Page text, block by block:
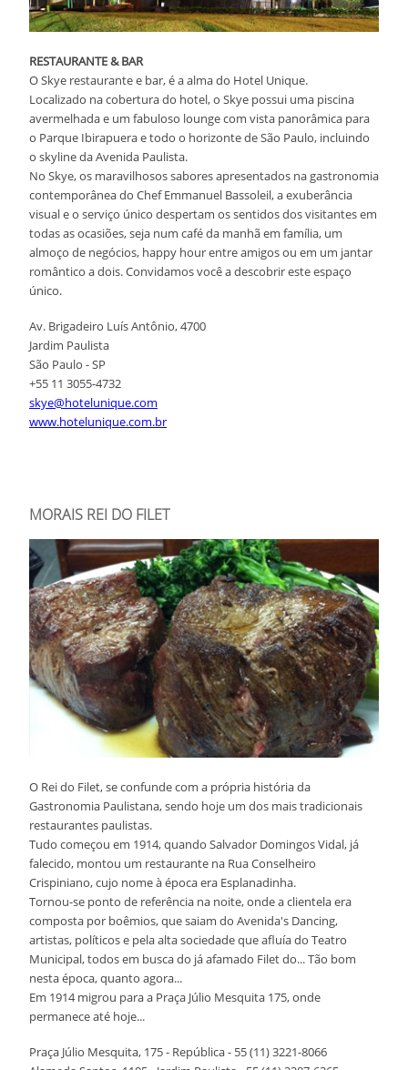
RESTAURANTE & BAR
O Skye restaurante e bar, é a alma do Hotel Unique.
Localizado na cobertura do hotel, o Skye possui uma piscina
avermelhada e um fabuloso lounge com vista panorâmica para
o Parque Ibirapuera e todo o horizonte de São Paulo, incluindo
o skyline da Avenida Paulista.
No Skye, os maravilhosos sabores apresentados na gastronomia
contemporânea do Chef Emmanuel Bassoleil, a exuberância
visual e o serviço único despertam os sentidos dos visitantes em
todas as ocasiões, seja num café da manhã em família, um
almoço de negócios, happy hour entre amigos ou em um jantar
romântico a dois. Convidamos você a descobrir este espaço
único.
Av. Brigadeiro Luís Antônio, 4700
Jardim Paulista
São Paulo - SP
+55 11 3055-4732
skye@hotelunique.com
www.hotelunique.com.br
MORAIS REI DO FILET
O Rei do Filet, se confunde com a própria história da
Gastronomia Paulistana, sendo hoje um dos mais tradicionais
restaurantes paulistas.
Tudo começou em 1914, quando Salvador Domingos Vidal, já
falecido, montou um restaurante na Rua Conselheiro
Crispiniano, cujo nome à época era Esplanadinha.
Tornou-se ponto de referência na noite, onde a clientela era
composta por boêmios, que saiam do Avenida's Dancing,
artistas, políticos e pela alta sociedade que afluía do Teatro
Municipal, todos em busca do já afamado Filet do... Tão bom
nesta época, quanto agora...
Em 1914 migrou para a Praça Júlio Mesquita 175, onde
permanece até hoje...
Praça Júlio Mesquita, 175 - República - 55 (11) 3221-8066